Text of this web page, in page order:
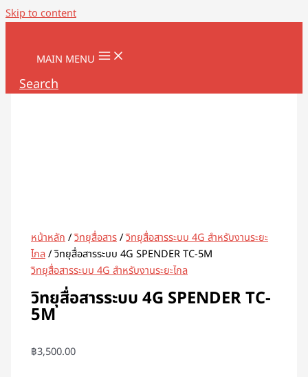
Skip to content
MAIN MENU
Search
หน้าหลัก/วิทยุสื่อสาร/วิทยุสื่อสารระบบ 4G สำหรับงานระยะ
ไกล/ วิทยุสื่อสารระบบ 4G SPENDER TC-5M
วิทยุสื่อสารระบบ 4G สำหรับงานระยะไกล
วิทยุสื่อสารระบบ 4G SPENDER TC-
5M
฿3,500.00